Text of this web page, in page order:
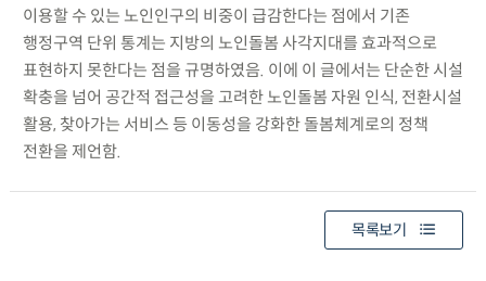
이용할 수 있는 노인인구의 비중이 급감한다는 점에서 기존
행정구역 단위 통계는 지방의 노인돌봄 사각지대를 효과적으로
표현하지 못한다는 점을 규명하였음. 이에 이 글에서는 단순한 시설
확충을 넘어 공간적 접근성을 고려한 노인돌봄 자원 인식, 전환시설
활용, 찾아가는 서비스 등 이동성을 강화한 돌봄체계로의 정책
전환을 제언함.
목록보기